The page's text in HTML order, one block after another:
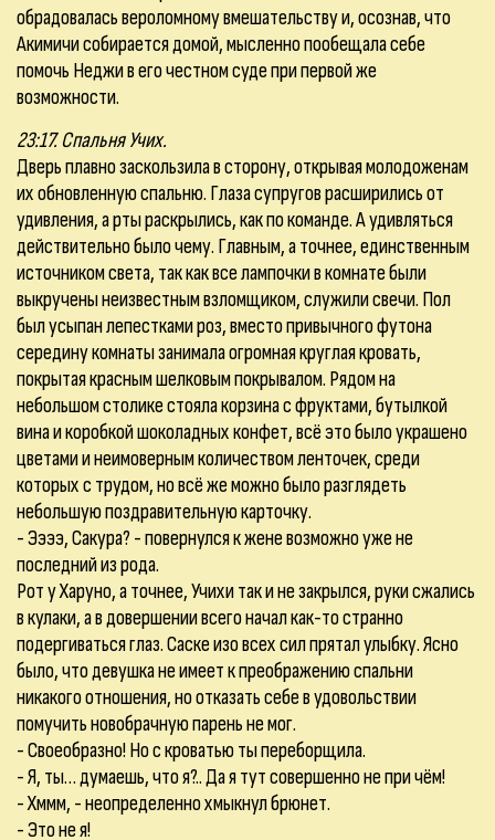
обрадовалась вероломному вмешательству и, осознав, что
Акимичи собирается домой, мысленно пообещала себе
помочь Неджи в его честном суде при первой же
возможности.
23:17. Спальня Учих.
Дверь плавно заскользила в сторону, открывая молодоженам
их обновленную спальню. Глаза супругов расширились от
удивления, а рты раскрылись, как по команде. А удивляться
действительно было чему. Главным, а точнее, единственным
источником света, так как все лампочки в комнате были
выкручены неизвестным взломщиком, служили свечи. Пол
был усыпан лепестками роз, вместо привычного футона
середину комнаты занимала огромная круглая кровать,
покрытая красным шелковым покрывалом. Рядом на
небольшом столике стояла корзина с фруктами, бутылкой
вина и коробкой шоколадных конфет, всё это было украшено
цветами и неимоверным количеством ленточек, среди
которых с трудом, но всё же можно было разглядеть
небольшую поздравительную карточку.
- Ээээ, Сакура? - повернулся к жене возможно уже не
последний из рода.
Рот у Харуно, а точнее, Учихи так и не закрылся, руки сжались
в кулаки, а в довершении всего начал как-то странно
подергиваться глаз. Саске изо всех сил прятал улыбку. Ясно
было, что девушка не имеет к преображению спальни
никакого отношения, но отказать себе в удовольствии
помучить новобрачную парень не мог.
- Своеобразно! Но с кроватью ты переборщила.
- Я, ты… думаешь, что я?.. Да я тут совершенно не при чём!
- Хммм, - неопределенно хмыкнул брюнет.
- Это не я!